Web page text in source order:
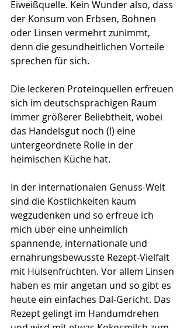
Eiweißquelle. Kein Wunder also, dass
der Konsum von Erbsen, Bohnen
oder Linsen vermehrt zunimmt,
denn die gesundheitlichen Vorteile
sprechen für sich.
Die leckeren Proteinquellen erfreuen
sich im deutschsprachigen Raum
immer größerer Beliebtheit, wobei
das Handelsgut noch (!) eine
untergeordnete Rolle in der
heimischen Küche hat.
In der internationalen Genuss-Welt
sind die Köstlichkeiten kaum
wegzudenken und so erfreue ich
mich über eine unheimlich
spannende, internationale und
ernährungsbewusste Rezept-Vielfalt
mit Hülsenfrüchten. Vor allem Linsen
haben es mir angetan und so gibt es
heute ein einfaches Dal-Gericht. Das
Rezept gelingt im Handumdrehen